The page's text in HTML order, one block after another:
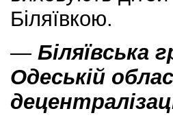
Біляївкою.
— Біляївська
Одеській